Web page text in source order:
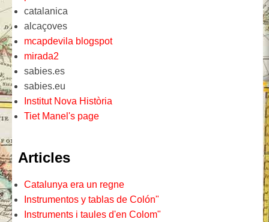
catalanica
alcaçoves
mcapdevila blogspot
mirada2
sabies.es
sabies.eu
Institut Nova Història
Tiet Manel's page
Articles
Catalunya era un regne
Instrumentos y tablas de Colón"
Instruments i taules d'en Colom"